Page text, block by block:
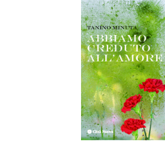
AGGIUNGI AL
CARRELLO